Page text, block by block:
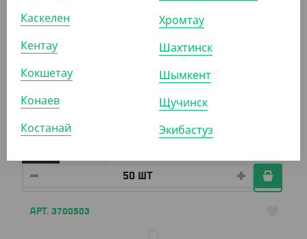
3 700
(74₸/ШТ)
Пакет с кручеными ручками, белый, 240*140*280 мм
АРТ. 3700503
Каскелен
Кентау
Кокшетау
Конаев
Костанай
Хромтау
Шахтинск
Шымкент
Щучинск
Экибастуз